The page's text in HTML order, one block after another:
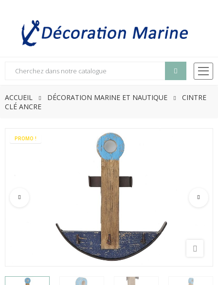
ACCUEIL DÉCORATION MARINE ET NAUTIQUE
CINTRE
CLÉ ANCRE
PROMO !